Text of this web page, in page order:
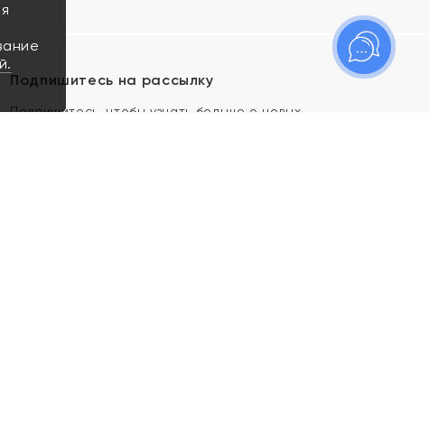
Подпишитесь на рассылку
Подпишитесь, чтобы узнать больше о новых